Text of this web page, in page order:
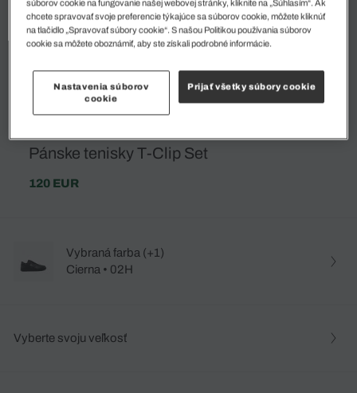
Pánske tenisky T-Clip Set
120 EUR
Vybraná farba (+1)
Cierna • 02H
Vyberte svoju veľkosť
súborov cookie na fungovanie našej webovej stránky, kliknite na „Súhlasím“. Ak
chcete spravovať svoje preferencie týkajúce sa súborov cookie, môžete kliknúť
na tlačidlo „Spravovať súbory cookie“. S našou Politikou používania súborov
cookie sa môžete oboznámiť, aby ste získali podrobné informácie.
Nastavenia súborov
cookie
Prijať všetky súbory cookie